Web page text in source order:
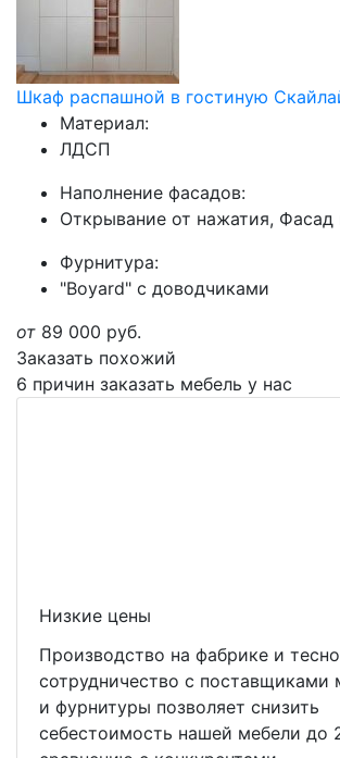
Шкаф распашной в гостиную
Материал:
ЛДСП
Наполнение фасадов:
Открывание от нажатия, Фасад
Фурнитура:
"Boyard" с доводчиками
от 89 000 руб.
Заказать похожий
6 причин заказать мебель у нас
Низкие цены
Производство на фабрике и
сотрудничество с поставщиками
и фурнитуры позволяет снизить
себестоимость нашей мебели до